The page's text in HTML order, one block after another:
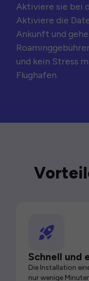
Aktiviere sie bei
Aktiviere die
Ankunft und
und kein Stress
Flughafen.
Schnell und
Die Installation
nur wenige